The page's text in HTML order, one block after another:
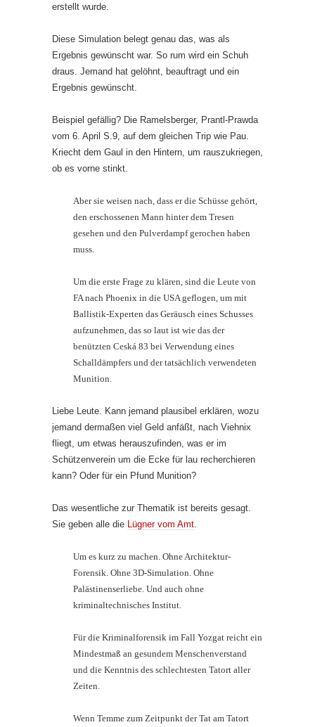
erstellt wurde.
Diese Simulation belegt genau das, was als
Ergebnis gewünscht war. So rum wird ein Schuh
draus. Jemand hat gelöhnt, beauftragt und ein
Ergebnis gewünscht.
Beispiel gefällig? Die Ramelsberger, Prantl-Prawda
vom 6. April S.9, auf dem gleichen Trip wie Pau.
Kriecht dem Gaul in den Hintern, um rauszukriegen,
ob es vorne stinkt.
Aber sie weisen nach, dass er die Schüsse gehört,
den erschossenen Mann hinter dem Tresen
gesehen und den Pulverdampf gerochen haben
muss.
Um die erste Frage zu klären, sind die Leute von
FA nach Phoenix in die USA geflogen, um mit
Ballistik-Experten das Geräusch eines Schusses
aufzunehmen, das so laut ist wie das der
benützten Ceská 83 bei Verwendung eines
Schalldämpfers und der tatsächlich verwendeten
Munition.
Liebe Leute. Kann jemand plausibel erklären, wozu
jemand dermaßen viel Geld anfäßt, nach Viehnix
fliegt, um etwas herauszufinden, was er im
Schützenverein um die Ecke für lau recherchieren
kann? Oder für ein Pfund Munition?
Das wesentliche zur Thematik ist bereits gesagt.
Sie geben alle die Lügner vom Amt
Um es kurz zu machen. Ohne Architektur-
Forensik. Ohne 3D-Simulation. Ohne
Palästinenserliebe. Und auch ohne
kriminaltechnisches Institut.
Für die Kriminalforensik im Fall Yozgat reicht ein
Mindestmaß an gesundem Menschenverstand
und die Kenntnis des schlechtesten Tatort aller
Zeiten.
Wenn Temme zum Zeitpunkt der Tat am Tatort